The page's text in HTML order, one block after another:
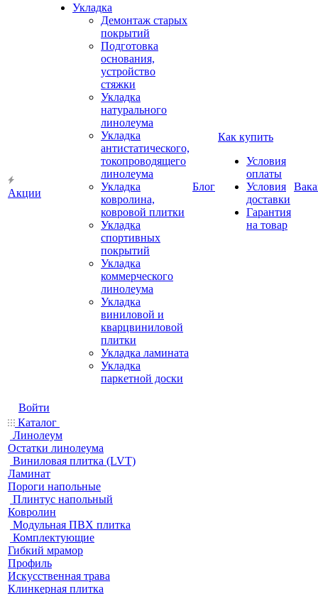
Акции
Укладка
Демонтаж старых
покрытий
Подготовка
основания,
устройство
стяжки
Укладка
натурального
линолеума
Укладка
антистатического,
токопроводящего
линолеума
Укладка
ковролина,
ковровой плитки
Укладка
спортивных
покрытий
Укладка
коммерческого
линолеума
Укладка
виниловой и
кварцвиниловой
плитки
Укладка ламината
Укладка
паркетной доски
Блог
Как купить
Условия
оплаты
Условия
доставки
Гарантия
на товар
Войти
Каталог
Линолеум
Остатки линолеума
Виниловая плитка (LVT)
Ламинат
Пороги напольные
Плинтус напольный
Ковролин
Модульная ПВХ плитка
Комплектующие
Гибкий мрамор
Профиль
Искусственная трава
Клинкерная плитка